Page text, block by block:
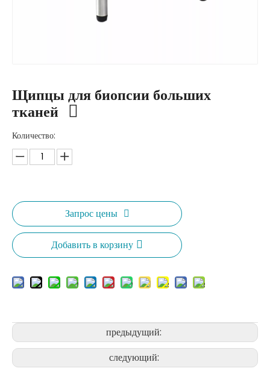
Щипцы для биопсии больших
тканей
Количество:
Запрос цены
Добавить в корзину
предыдущий:
следующий: